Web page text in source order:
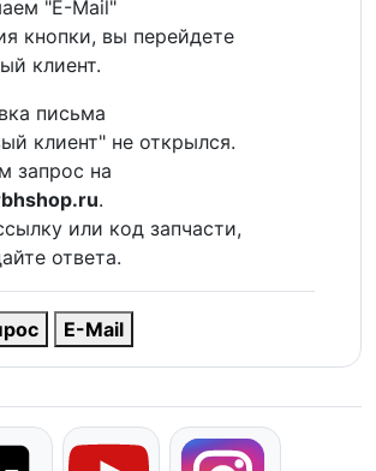
"E-Mail"
кнопки, вы перейдете
клиент.
письма
клиент" не открылся.
запрос на
.
или код запчасти,
ответа.
E-Mail